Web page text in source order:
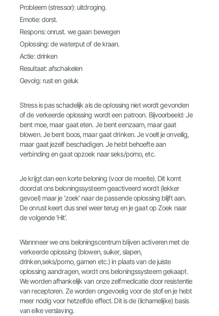
Probleem (stressor): uitdroging.
Emotie: dorst.
Respons: onrust. we gaan bewegen
Oplossing: de waterput of de kraan.
Actie: drinken
Resultaat: afschakelen
Gevolg: rust en geluk
Stress is pas schadelijk als de oplossing niet wordt gevonden
of de verkeerde oplossing wordt een patroon. Bijvoorbeeld: Je
bent moe, maar gaat eten. Je bent eenzaam, maar gaat
blowen. Je bent boos, maar gaat drinken. Je voelt je onveilig,
maar gaat jezelf beschadigen. Je hebt behoefte aan
verbinding en gaat opzoek naar seks/porno, etc.
Je krijgt dan een korte beloning (voor de moeite). Dit komt
doordat ons beloningssysteem geactiveerd wordt (lekker
gevoel) maar je ‘zoek’ naar de passende oplossing blijft aan.
De onrust keert dus snel weer terug en je gaat op Zoek naar
de volgende ‘Hit’.
Wannneer we ons beloningscentrum blijven activeren met de
verkeerde oplossing (blowen, suiker, slapen,
drinken,seks/porno, gamen etc.) in plaats van de juiste
oplossing aandragen, wordt ons beloningssysteem gekaapt.
We worden afhankelijk van onze zelfmedicatie door resistentie
van receptoren. Ze worden ongevoelig voor de stof en je hebt
meer nodig voor hetzelfde effect. Dit is de (lichamelijke) basis
van elke verslaving.